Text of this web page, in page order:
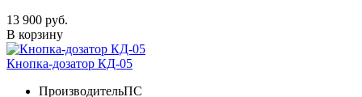
13 900 руб.
В корзину
Кнопка-дозатор КД-05
ПроизводительПС